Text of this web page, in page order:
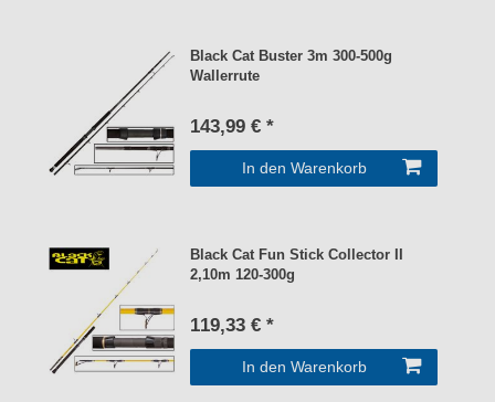
Black Cat Buster 3m 300-500g
Wallerrute
143,99 € *
In den Warenkorb
Black Cat Fun Stick Collector II
2,10m 120-300g
119,33 € *
In den Warenkorb